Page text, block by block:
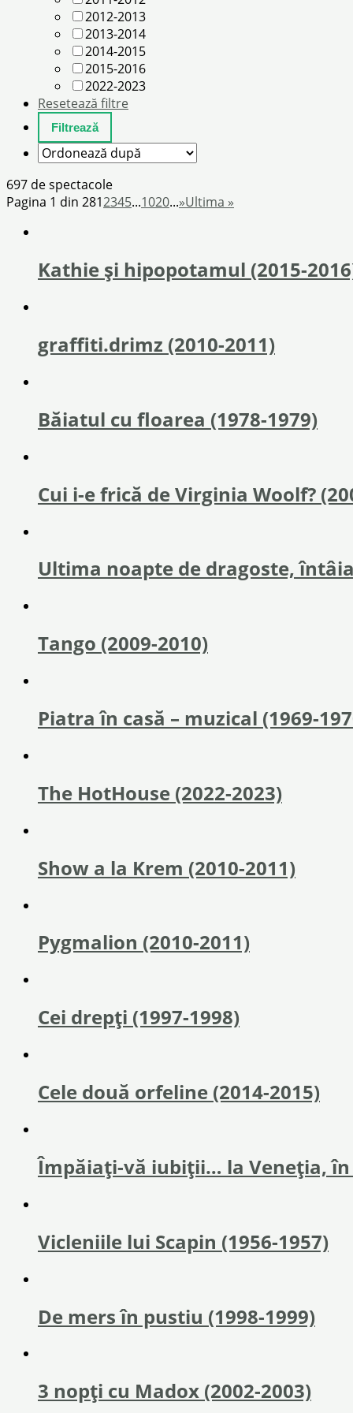
2012-2013
2013-2014
2014-2015
2015-2016
2022-2023
Resetează filtre
697 de spectacole
Pagina 1 din 2812345...1020...»Ultima »
Kathie și hipopotamul (2015-
graffiti.drimz (2010-2011)
Băiatul cu floarea (1978-1979)
Cui i-e frică de Virginia Woolf?
Ultima noapte de dragoste,
Tango (2009-2010)
Piatra în casă – muzical (1969-
The HotHouse (2022-2023)
Show a la Krem (2010-2011)
Pygmalion (2010-2011)
Cei drepți (1997-1998)
Cele două orfeline (2014-2015)
Împăiaţi-vă iubiţii… la Veneţia, în
Vicleniile lui Scapin (1956-1957)
De mers în pustiu (1998-1999)
3 nopți cu Madox (2002-2003)